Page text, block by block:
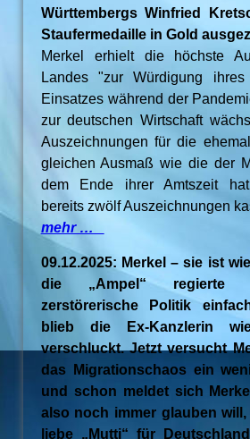
Württembergs Winfried
Staufermedaille in Gold
Merkel erhielt die höchste
Landes "zur Würdigung ihres
Einsatzes während der
zur deutschen Wirtschaft
Auszeichnungen für die
gleichen Ausmaß wie die der
dem Ende ihrer Amtszeit
bereits zwölf Auszeichnungen
mehr …
09.12.2025: Merkel – sie ist
die „Ampel“ regierte
zerstörerische Politik
blieb die Ex-Kanzlerin
verschluckt. Jetzt versucht
das Migrationschaos ein
und schon meldet sich
also noch immer glauben will,
liebe „Mutti“ für